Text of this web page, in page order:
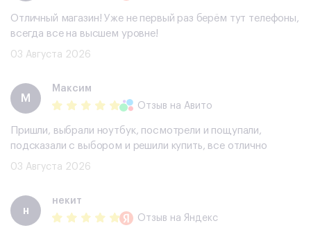
Отличный магазин! Уже не первый раз берём тут телефоны,
всегда все на высшем уровне!
03 Августа 2026
М
Максим
Отзыв на Авито
Пришли, выбрали ноутбук, посмотрели и пощупали,
подсказали с выбором и решили купить, все отлично
03 Августа 2026
н
некит
Отзыв на Яндекс